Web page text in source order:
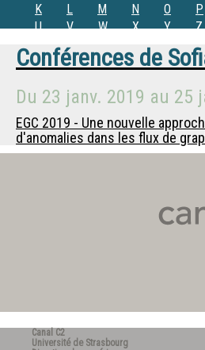
K
L M N O P
U
V W X Y Z
Conférences de
Du 23 janv. 2019 au 25
EGC 2019 - Une nouvelle
d'anomalies dans les flux de
Canal C2
Université de Strasbourg